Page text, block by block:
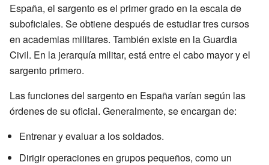
España, el sargento es el primer grado en la escala de
suboficiales. Se obtiene después de estudiar tres cursos
en academias militares. También existe en la Guardia
Civil. En la jerarquía militar, está entre el cabo mayor y el
sargento primero.
Las funciones del sargento en España varían según las
órdenes de su oficial. Generalmente, se encargan de:
Entrenar y evaluar a los soldados.
Dirigir operaciones en grupos pequeños, como un